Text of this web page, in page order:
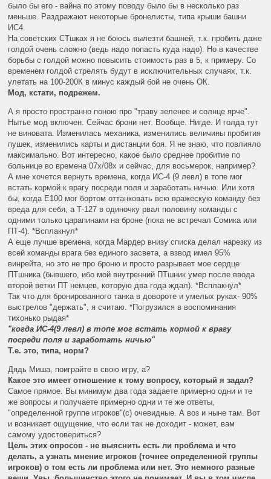
было бы его - вайна по этому поводу было бы в несколько раз
меньше. Раздражают некоторые бронелисты, типа крыши башни
ИС4.
На советских СТшках я не боюсь вылезти башней, т.к. пробить даже
голдой очень сложно (ведь надо попасть куда надо). Но в качестве
борьбы с голдой можно повысить стоимость раз в 5, к примеру. Со
временем голдой стрелять будут в исключительных случаях, т.к.
улетать на 100-200К в минус каждый бой не очень ОК.
Мод, кстати, подрежем.
А я просто пространно поною про "траву зеленее и солнце ярче".
Нытье мод включен. Сейчас брони нет. Вообще. Нигде. И голда тут
не виновата. Изменилась механика, изменились величины пробития
пушек, изменились карты и дистанции боя. Я не знаю, что повлияло
максимально. Вот интересно, какое было среднее пробитие по
больнице во времена 07х/08х и сейчас, для восьмерок, например?
А мне хочется вернуть времена, когда ИС-4 (9 левл) в топе мог
встать кормой к врагу посреди поля и заработать ничью. Или хотя
бы, когда Е100 мог бортом оттанковать всю вражескую команду без
вреда для себя, а Т-127 в одиночку рвал половину команды с
одними только царапинами на броне (пока не встречал Сомика или
ПТ-4). *Всплакнул*
А еще лучше времена, когда Мардер внизу списка делал нарезку из
всей команды врага без единого засвета, а взвод имел 95%
винрейта, но это не про броню и просто разрывает мое сердце
ПТшника (бывшего, ибо мой внутренний ПТшник умер после ввода
второй ветки ПТ немцев, которую два года ждал). *Всплакнул*
Так что для бронированного танка в довороте и умелых руках- 90%
выстрелов "держать", я считаю. *Погрузился в воспоминания
тихонько рыдая*
"когда ИС-4(9 левл) в топе мог встать кормой к врагу
посреди поля и заработать ничью"
Т.е. это, типа, норм?
Дядь Миша, поиграйте в свою игру, а?
Какое это имеет отношение к тому вопросу, который я задал?
Самое прямое. Вы минимум два года задаете примерно одни и те
же вопросы и получаете примерно одни и те же ответы,
"определенной группе игроков"(с) очевидные. А воз и ныне там. Вот
и возникает ощущение, что если так не доходит - может, вам
самому удостовериться?
Цель этих опросов - не выяснить есть ли проблема и что
делать, а узнать мнение игроков (точнее определенной группы
игроков) о том есть ли проблема или нет. Это немного разные